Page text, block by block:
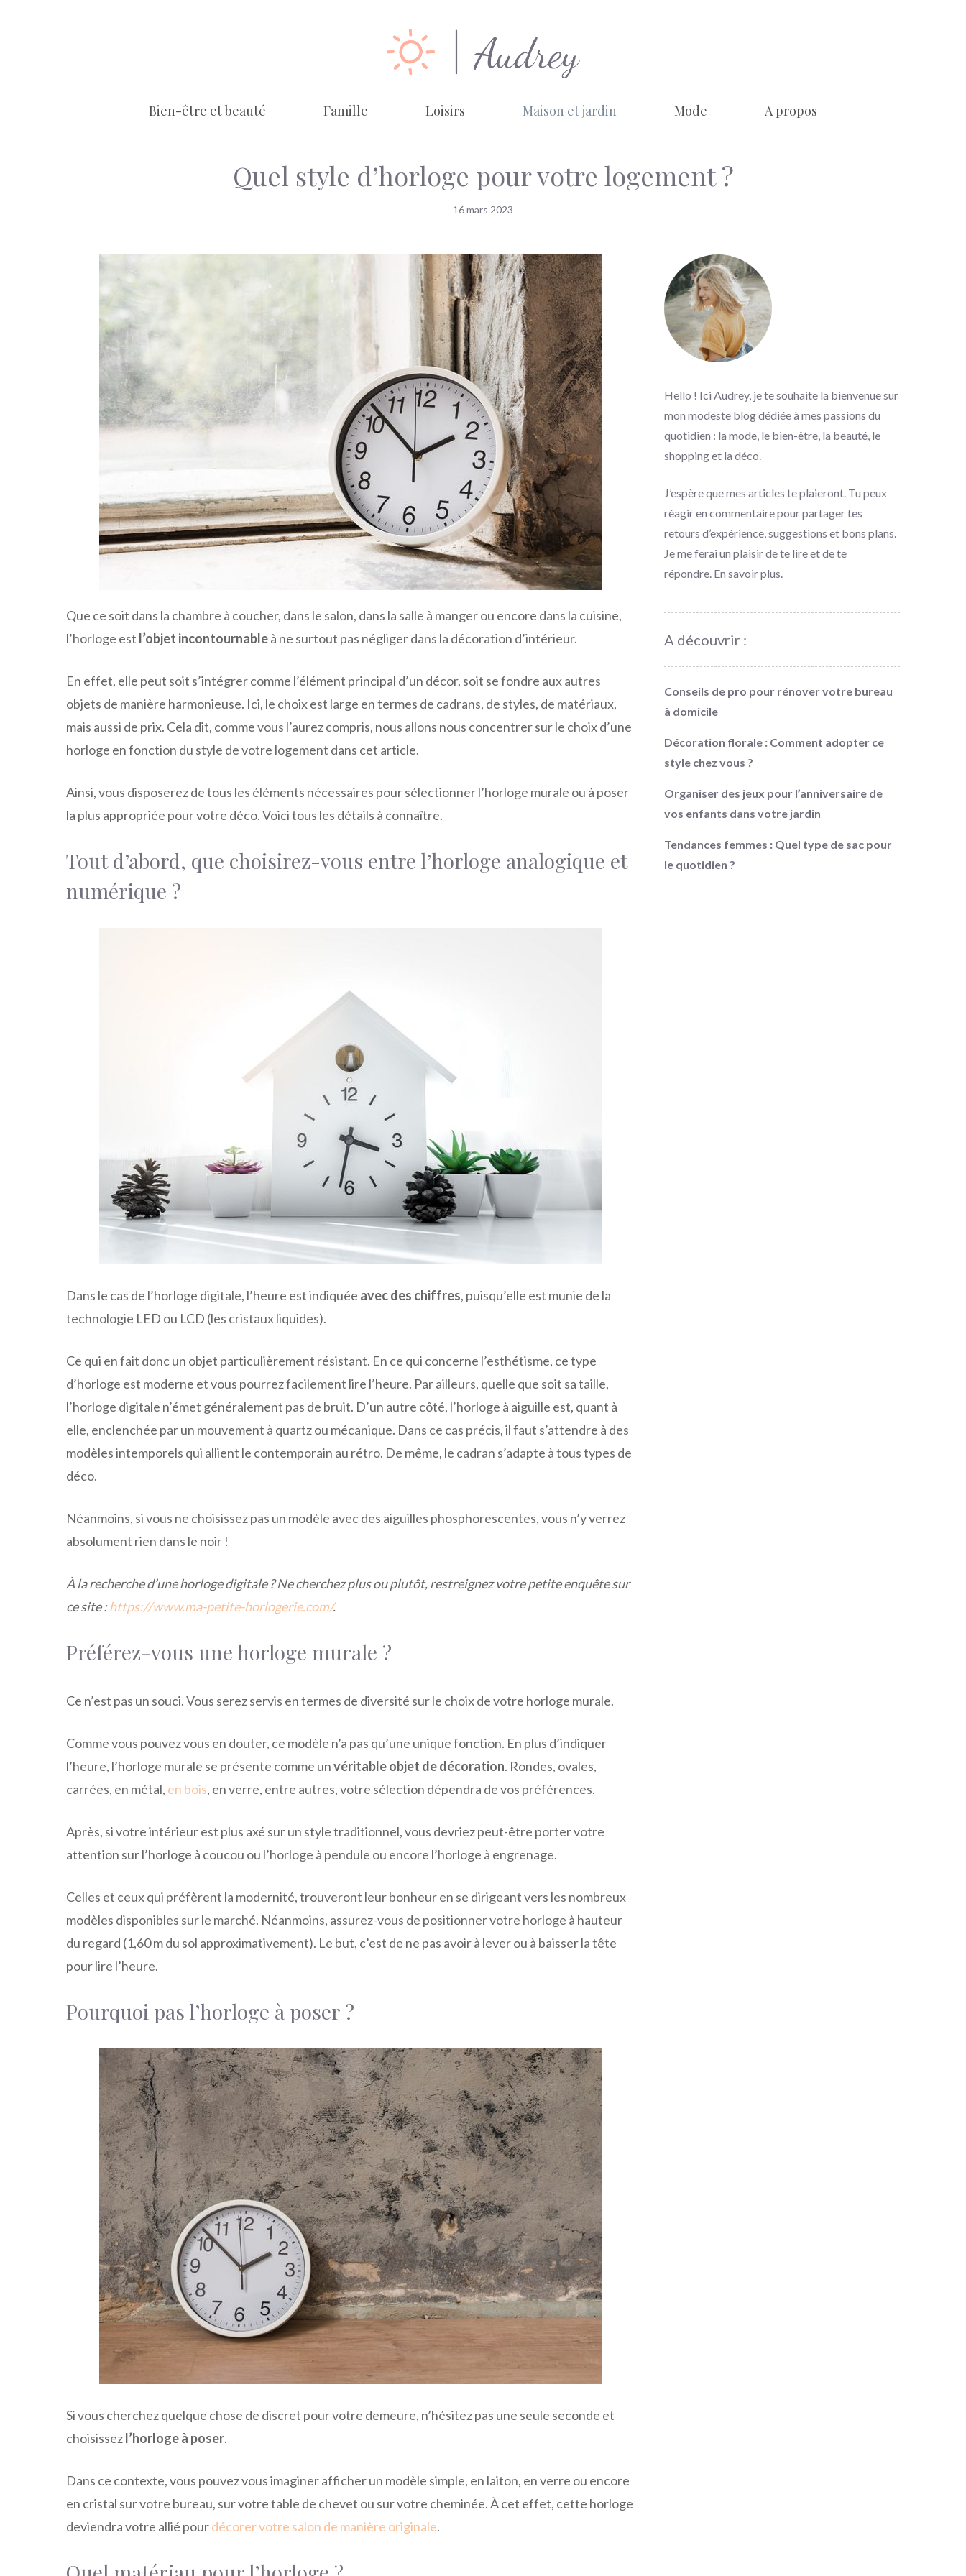
Bien-être et beauté Famille Loisirs Maison et jardin Mode A propos
Quel style d’horloge pour votre logement ?
16 mars 2023
Que ce soit dans la chambre à coucher, dans le salon, dans la salle à manger ou encore dans la cuisine,
l’horloge est l’objet incontournableà ne surtout pas négliger dans la décoration d’intérieur.
En effet, elle peut soit s’intégrer comme l’élément principal d’un décor, soit se fondre aux autres
objets de manière harmonieuse. Ici, le choix est large en termes de cadrans, de styles, de matériaux,
mais aussi de prix. Cela dit, comme vous l’aurez compris, nous allons nous concentrer sur le choix d’une
horloge en fonction du style de votre logement dans cet article.
Ainsi, vous disposerez de tous les éléments nécessaires pour sélectionner l’horloge murale ou à poser
la plus appropriée pour votre déco. Voici tous les détails à connaître.
Tout d’abord, que choisirez-vous entre l’horloge analogique et
numérique ?
Dans le cas de l’horloge digitale, l’heure est indiquée avec des chiffres, puisqu’elle est munie de la
technologie LED ou LCD (les cristaux liquides).
Ce qui en fait donc un objet particulièrement résistant. En ce qui concerne l’esthétisme, ce type
d’horloge est moderne et vous pourrez facilement lire l’heure. Par ailleurs, quelle que soit sa taille,
l’horloge digitale n’émet généralement pas de bruit. D’un autre côté, l’horloge à aiguille est, quant à
elle, enclenchée par un mouvement à quartz ou mécanique. Dans ce cas précis, il faut s’attendre à des
modèles intemporels qui allient le contemporain au rétro. De même, le cadran s’adapte à tous types de
déco.
Néanmoins, si vous ne choisissez pas un modèle avec des aiguilles phosphorescentes, vous n’y verrez
absolument rien dans le noir !
À la recherche d’une horloge digitale ? Ne cherchez plus ou plutôt, restreignez votre petite enquête sur
ce site :https://www.ma-petite-horlogerie.com/.
Préférez-vous une horloge murale ?
Ce n’est pas un souci. Vous serez servis en termes de diversité sur le choix de votre horloge murale.
Comme vous pouvez vous en douter, ce modèle n’a pas qu’une unique fonction. En plus d’indiquer
l’heure, l’horloge murale se présente comme unvéritable objet de décoration. Rondes, ovales,
carrées, en métal, en bois, en verre, entre autres, votre sélection dépendra de vos préférences.
Après, si votre intérieur est plus axé sur un style traditionnel, vous devriez peut-être porter votre
attention sur l’horloge à coucou ou l’horloge à pendule ou encore l’horloge à engrenage.
Celles et ceux qui préfèrent la modernité, trouveront leur bonheur en se dirigeant vers les nombreux
modèles disponibles sur le marché. Néanmoins, assurez-vous de positionner votre horloge à hauteur
du regard (1,60 m du sol approximativement). Le but, c’est de ne pas avoir à lever ou à baisser la tête
pour lire l’heure.
Pourquoi pas l’horloge à poser ?
Si vous cherchez quelque chose de discret pour votre demeure, n’hésitez pas une seule seconde et
choisissezl’horloge à poser.
Dans ce contexte, vous pouvez vous imaginer afficher un modèle simple, en laiton, en verre ou encore
en cristal sur votre bureau, sur votre table de chevet ou sur votre cheminée. À cet effet, cette horloge
deviendra votre allié pourdécorer votre salon de manière originale.
Hello ! Ici Audrey, je te souhaite la bienvenue sur
mon modeste blog dédiée à mes passions du
quotidien : la mode, le bien-être, la beauté, le
shopping et la déco.
J’espère que mes articles te plaieront. Tu peux
réagir en commentaire pour partager tes
retours d’expérience, suggestions et bons plans.
Je me ferai un plaisir de te lire et de te
répondre. En savoir plus
A découvrir :
Conseils de pro pour rénover votre bureau
à domicile
Décoration florale : Comment adopter ce
style chez vous ?
Organiser des jeux pour l’anniversaire de
vos enfants dans votre jardin
Tendances femmes : Quel type de sac pour
le quotidien ?